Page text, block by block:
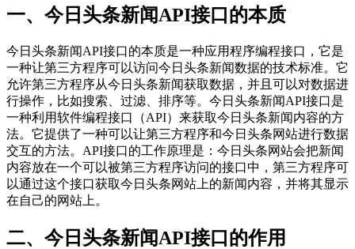
一、今日头条新闻API接口的本质
今日头条新闻API接口的本质是一种应用程序编程接口，它是
一种让第三方程序可以访问今日头条新闻数据的技术标准。它
允许第三方程序从今日头条新闻获取数据，并且可以对数据进
行操作，比如搜索、过滤、排序等。今日头条新闻API接口是
一种利用软件编程接口（API）来获取今日头条新闻内容的方
法。它提供了一种可以让第三方程序和今日头条网站进行数据
交互的方法。API接口的工作原理是：今日头条网站会把新闻
内容放在一个可以被第三方程序访问的接口中，第三方程序可
以通过这个接口获取今日头条网站上的新闻内容，并将其显示
在自己的网站上。
二、今日头条新闻API接口的作用